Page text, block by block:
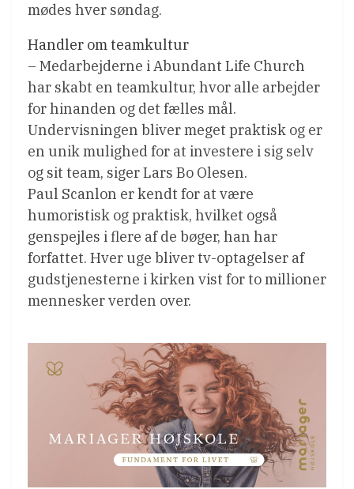
mødes hver søndag.
Handler om teamkultur
– Medarbejderne i Abundant Life Church
har skabt en teamkultur, hvor alle arbejder
for hinanden og det fælles mål.
Undervisningen bliver meget praktisk og er
en unik mulighed for at investere i sig selv
og sit team, siger Lars Bo Olesen.
Paul Scanlon er kendt for at være
humoristisk og praktisk, hvilket også
genspejles i flere af de bøger, han har
forfattet. Hver uge bliver tv-optagelser af
gudstjenesterne i kirken vist for to millioner
mennesker verden over.